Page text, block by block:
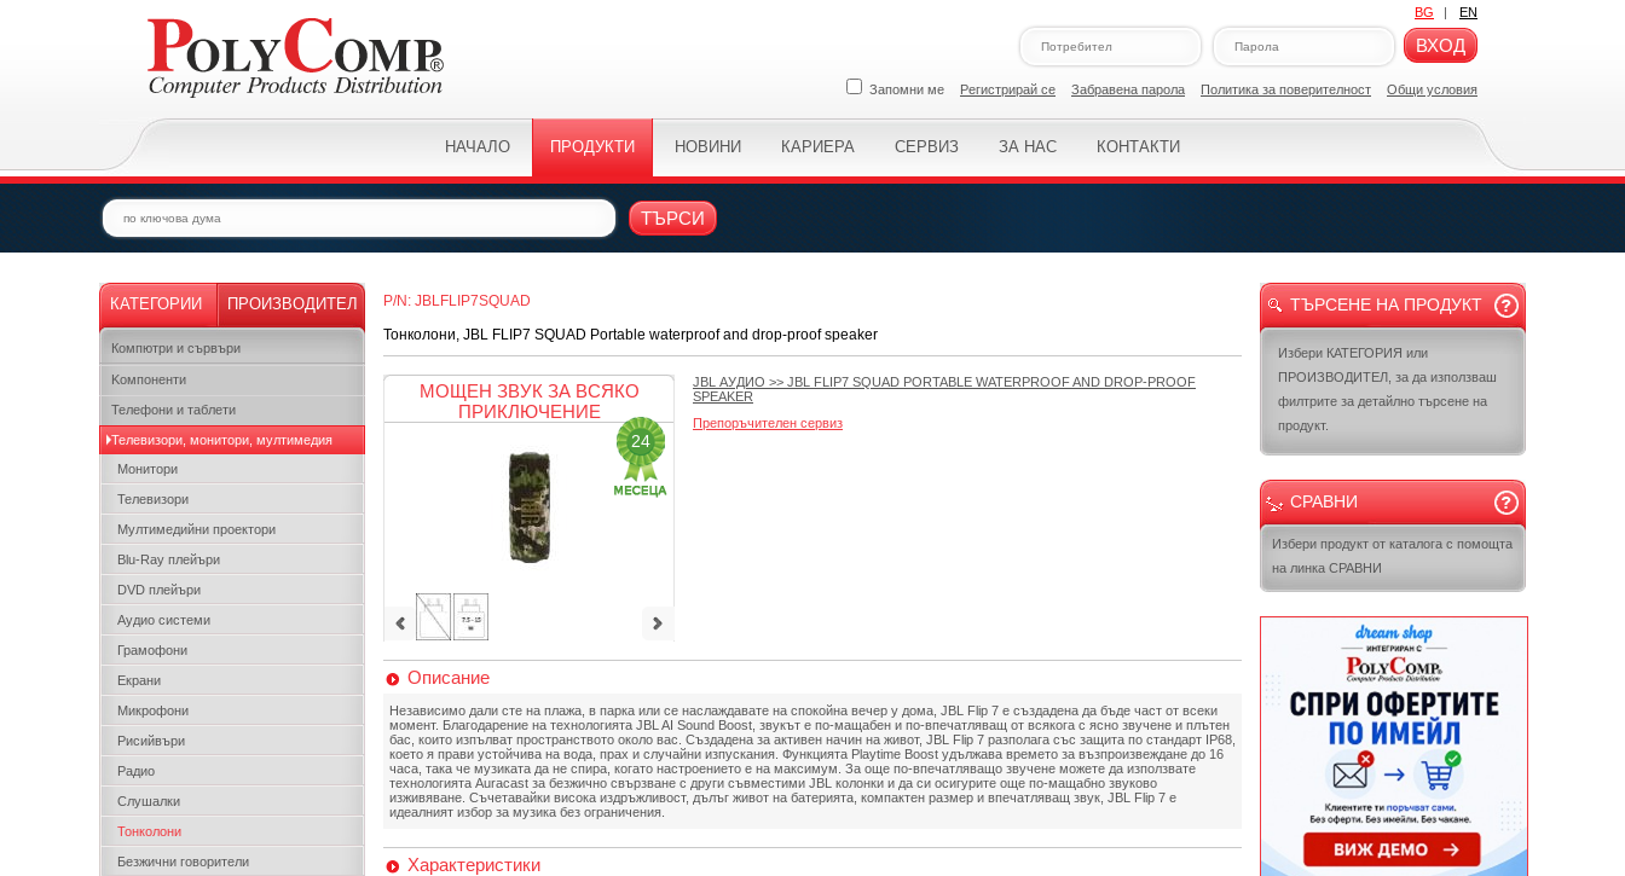
BG | EN
ВХОД
Запомни ме Регистрирай се Забравена парола Политикa за поверителност Общи условия
НАЧАЛО ПРОДУКТИ НОВИНИ КАРИЕРА СЕРВИЗ ЗА НАС КОНТАКТИ
ТЪРСИ
КАТЕГОРИИ ПРОИЗВОДИТЕЛ
Компютри и сървъри
Kомпоненти
Телефони и таблети
Телевизори, монитори, мултимедия
Монитори
Телевизори
Мултимедийни проектори
Blu-Ray плейъри
DVD плейъри
Аудио системи
Грамофони
Екрани
Микрофони
Рисийвъри
Радио
Слушалки
Тонколони
Безжични говорители
P/N: JBLFLIP7SQUAD
Тонколони, JBL FLIP7 SQUAD Portable waterproof and drop-proof speaker
МОЩЕН ЗВУК ЗА ВСЯКО
ПРИКЛЮЧЕНИЕ
24
JBL АУДИО >> JBL FLIP7 SQUAD PORTABLE WATERPROOF AND DROP-PROOF
SPEAKER
Препоръчителен сервиз
Описание
Независимо дали сте на плажа, в парка или се наслаждавате на спокойна вечер у дома, JBL Flip 7 е създадена да бъде част от всеки
момент. Благодарение на технологията JBL AI Sound Boost, звукът е по-мащабен и по-впечатляващ от всякога с ясно звучене и плътен
бас, които изпълват пространството около вас. Създадена за активен начин на живот, JBL Flip 7 разполага със защита по стандарт IP68,
което я прави устойчива на вода, прах и случайни изпускания. Функцията Playtime Boost удължава времето за възпроизвеждане до 16
часа, така че музиката да не спира, когато настроението е на максимум. За още по-впечатляващо звучене можете да използвате
технологията Auracast за безжично свързване с други съвместими JBL колонки и да си осигурите още по-мащабно звуково
изживяване. Съчетавайки висока издръжливост, дълъг живот на батерията, компактен размер и впечатляващ звук, JBL Flip 7 е
идеалният избор за музика без ограничения.
Характеристики
ТЪРСЕНЕ НА ПРОДУКТ
Избери КАТЕГОРИЯ или
ПРОИЗВОДИТЕЛ, за да използваш
филтрите за детайлно търсене на
продукт.
СРАВНИ
Избери продукт от каталога с помощта
на линка СРАВНИ